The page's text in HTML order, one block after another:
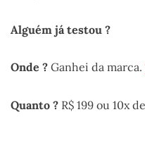
Alguém já testou ?
Onde ? Ganhei da marca.
Quanto ? R$ 199 ou 10x